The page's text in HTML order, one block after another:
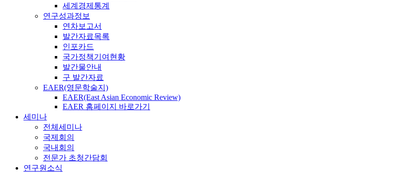
세계경제통계
연구성과정보
연차보고서
발간자료목록
인포카드
국가정책기여현황
발간물안내
구 발간자료
EAER(영문학술지)
EAER(East Asian Economic Review)
EAER 홈페이지 바로가기
세미나
전체세미나
국제회의
국내회의
전문가 초청간담회
연구원소식